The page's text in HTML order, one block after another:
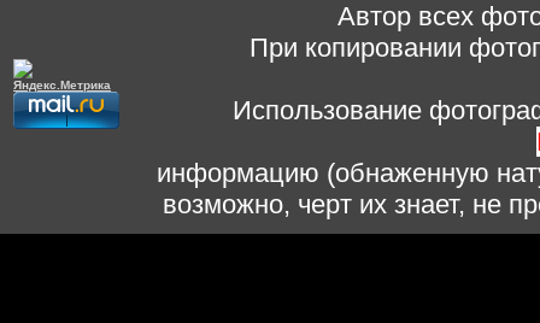
Автор всех
При копировании
Использование
информацию (обнаженную
возможно, черт их знает, не